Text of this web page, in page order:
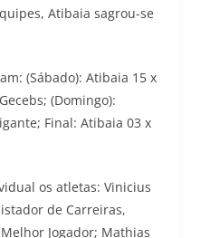
Atibaia sagrou-se
(Sábado): Atibaia 15 x
(Domingo):
Final: Atibaia 03 x
os atletas: Vinicius
de Carreiras,
Jogador; Mathias